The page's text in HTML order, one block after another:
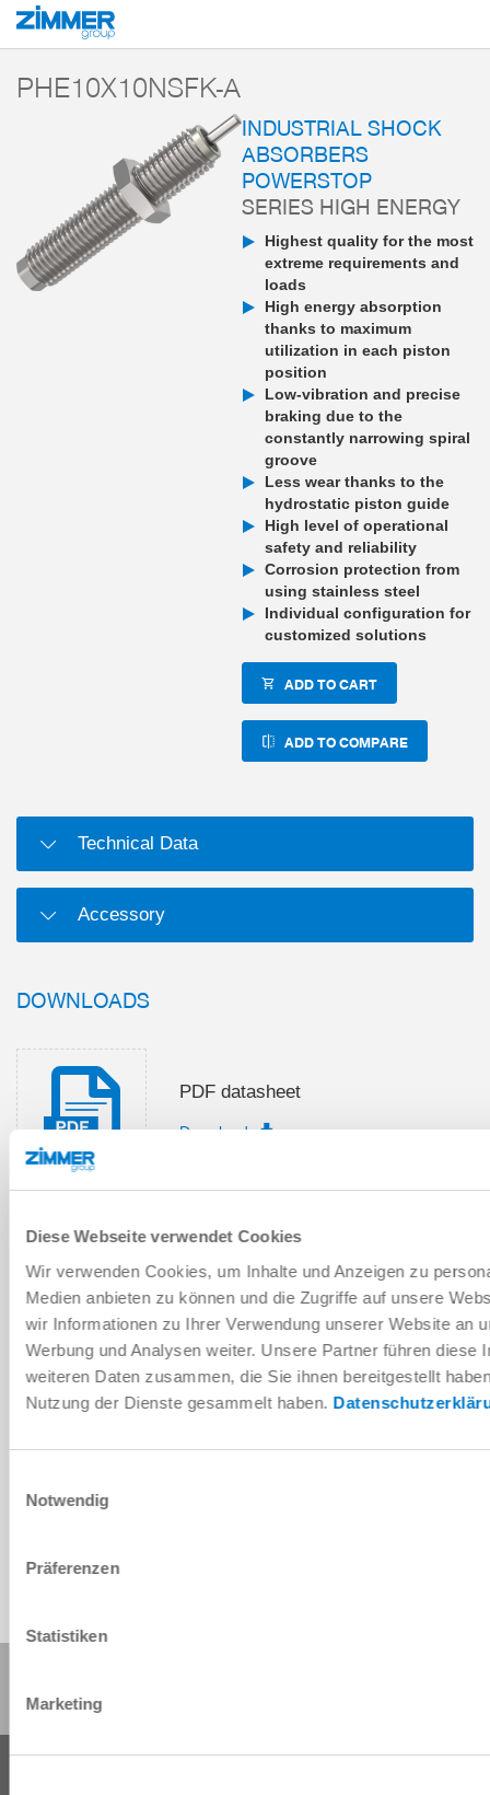
Diese Webseite verwendet Cookies
Wir verwenden Cookies, um Inhalte und Anzeigen zu
Medien anbieten zu können und die Zugriffe auf unsere
wir Informationen zu Ihrer Verwendung unserer Website an
Werbung und Analysen weiter. Unsere Partner führen diese
weiteren Daten zusammen, die Sie ihnen bereitgestellt
Nutzung der Dienste gesammelt haben.
Notwendig
Präferenzen
Statistiken
Marketing
Start Products
PHE10X10NSFK-A
INDUSTRIAL SHOCK
ABSORBERS
POWERSTOP
SERIES HIGH ENERGY
Highest quality for the most
extreme requirements and
loads
High energy absorption
thanks to maximum
utilization in each piston
position
Low-vibration and precise
braking due to the
constantly narrowing spiral
groove
Less wear thanks to the
hydrostatic piston guide
High level of operational
safety and reliability
Corrosion protection from
using stainless steel
Individual configuration for
customized solutions
ADD TO CART
ADD TO COMPARE
Technical Data
Accessory
DOWNLOADS
PDF datasheet
Download
instructions
Download
Download CAD data